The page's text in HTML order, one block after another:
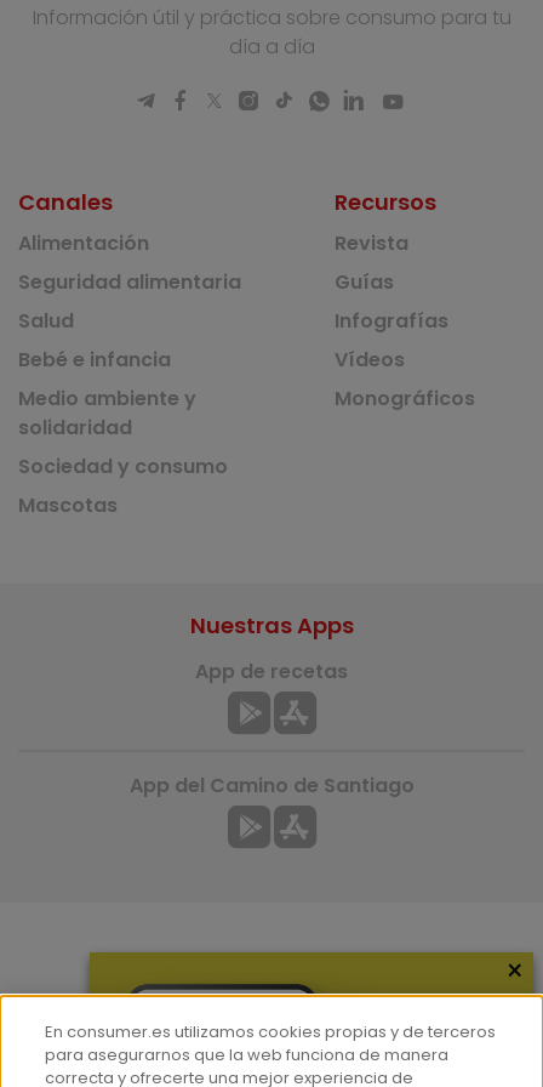
Información útil y práctica sobre consumo para tu
día a día
Canales
Alimentación
Seguridad alimentaria
Salud
Bebé e infancia
Medio ambiente y
solidaridad
Sociedad y consumo
Mascotas
Recursos
Revista
Guías
Infografías
Vídeos
Monográficos
Hemeroteca
Nuestras Apps
App de recetas
App del Camino de Santiago
×
En consumer.es utilizamos cookies propias y de terceros
para asegurarnos que la web funciona de manera
correcta y ofrecerte una mejor experiencia de